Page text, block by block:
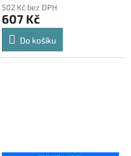
502 Kč bez DPH
607 Kč
Do košíku